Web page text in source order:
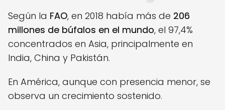
Según la FAO, en 2018 había más de 206
millones de búfalos en el mundo, el 97,4%
concentrados en Asia, principalmente en
India, China y Pakistán.
En América, aunque con presencia menor, se
observa un crecimiento sostenido.